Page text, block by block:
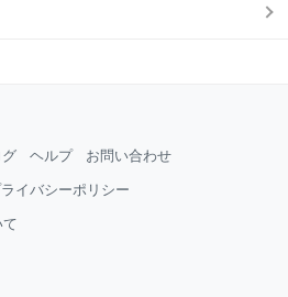
ヘルプ お問い合わせ
イバシーポリシー